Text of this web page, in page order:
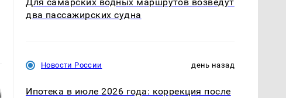
два пассажирских судна
Новости России день назад
Ипотека в июле 2026 года: коррекция после